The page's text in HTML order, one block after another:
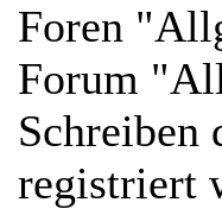
Foren
Forum
Schreiben
registriert